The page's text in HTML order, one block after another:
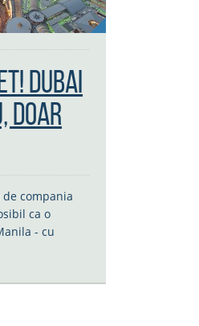
Dubai
doar
compania
ca o
- cu